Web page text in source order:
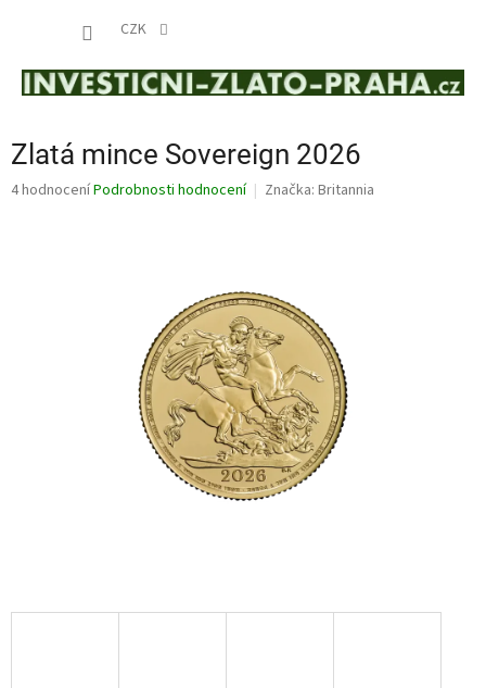
CZK
Zlatá mince Sovereign 2026
Průměrné
4 hodnoceníPodrobnosti hodnocení Značka: Britannia